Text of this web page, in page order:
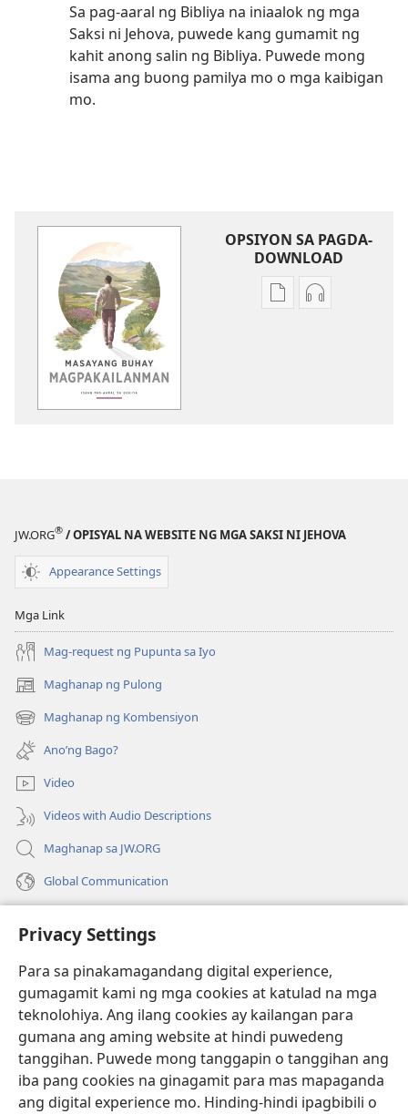
Privacy Settings
Para sa pinakamagandang digital experience,
gumagamit kami ng mga cookies at katulad na mga
teknolohiya. Ang ilang cookies ay kailangan para
gumana ang aming website at hindi puwedeng
tanggihan. Puwede mong tanggapin o tanggihan ang
iba pang cookies na ginagamit para mas mapaganda
ang digital experience mo. Hinding-hindi ipagbibili o
Sa pag-aaral ng Bibliya na iniaalok ng mga
Saksi ni Jehova, puwede kang gumamit ng
kahit anong salin ng Bibliya. Puwede mong
isama ang buong pamilya mo o mga kaibigan
mo.
OPSIYON SA PAGDA-
DOWNLOAD
Opsiyon
Pag-
Opsiyon
Pag-
JW.ORG® / OPISYAL NA WEBSITE NG MGA SAKSI NI JEHOVA
Appearance Settings
Mga Link
Mag-request ng Pupunta sa Iyo
Maghanap ng Pulong
(may
bubukas
na
bagong
window)
Maghanap ng Kombensiyon
(may
bubukas
na
bagong
window)
Ano’ng Bago?
Video
Videos with Audio Descriptions
Maghanap sa JW.ORG
Global Communication
(may
na
bagong
window)
Watchtower ONLINE LIBRARY™
(may
bubukas
na
bagong
window)
JW Hub ®
(may
bubukas
JW Library ®